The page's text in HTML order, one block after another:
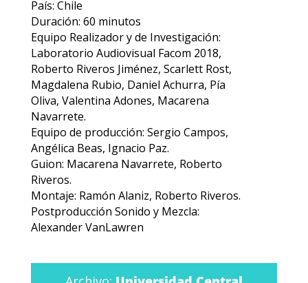
País: Chile
Duración: 60 minutos
Equipo Realizador y de Investigación:
Laboratorio Audiovisual Facom 2018,
Roberto Riveros Jiménez, Scarlett Rost,
Magdalena Rubio, Daniel Achurra, Pía
Oliva, Valentina Adones, Macarena
Navarrete.
Equipo de producción: Sergio Campos,
Angélica Beas, Ignacio Paz.
Guion: Macarena Navarrete, Roberto
Riveros.
Montaje: Ramón Alaniz, Roberto Riveros.
Postproducción Sonido y Mezcla:
Alexander VanLawren